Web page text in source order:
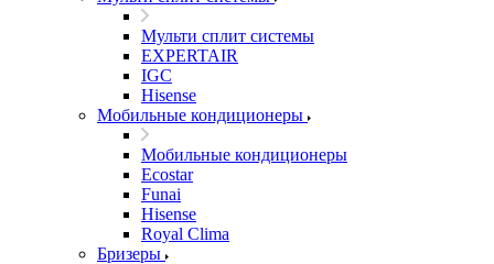
Мульти сплит системы
EXPERTAIR
IGC
Hisense
Мобильные кондиционеры
Мобильные кондиционеры
Ecostar
Funai
Hisense
Royal Clima
Бризеры